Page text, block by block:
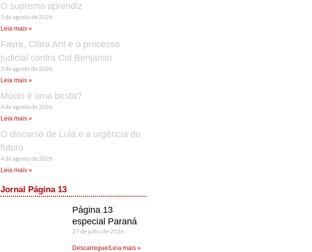
O supremo aprendiz
5 de agosto de 2026
Leia mais »
Favre, Clara Ant e o processo
judicial contra Cid Benjamin
5 de agosto de 2026
Leia mais »
Múcio é uma besta?
4 de agosto de 2026
Leia mais »
O discurso de Lula e a urgência do
futuro
4 de agosto de 2026
Leia mais »
Jornal Página 13
Página 13
especial Paraná
27 de julho de 2026
Descarregue/Leia mais »